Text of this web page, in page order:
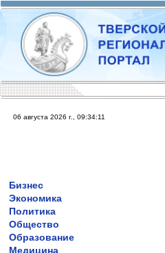
06 августа 2026 г., 09:34:11
Бизнес
Экономика
Политика
Общество
Образование
Медицина